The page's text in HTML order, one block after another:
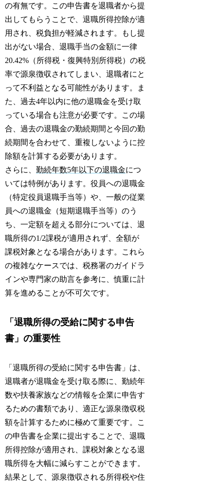
の有無です。この申告書を退職者から提
出してもらうことで、退職所得控除が適
用され、税負担が軽減されます。もし提
出がない場合、退職手当の金額に一律
20.42%（所得税・復興特別所得税）の税
率で源泉徴収されてしまい、退職者にと
って不利益となる可能性があります。ま
た、過去4年以内に他の退職金を受け取
っている場合も注意が必要です。この場
合、過去の退職金の勤続期間と今回の勤
続期間を合わせて、重複しないように控
除額を計算する必要があります。
さらに、勤続年数5年以下の退職金につ
いては特例があります。役員への退職金
（特定役員退職手当等）や、一般の従業
員への退職金（短期退職手当等）のう
ち、一定額を超える部分については、退
職所得の1/2課税が適用されず、全額が
課税対象となる場合があります。これら
の複雑なケースでは、税務署のガイドラ
インや専門家の助言を参考に、慎重に計
算を進めることが不可欠です。
「退職所得の受給に関する申告
書」の重要性
「退職所得の受給に関する申告書」は、
退職者が退職金を受け取る際に、勤続年
数や扶養家族などの情報を企業に申告す
るための書類であり、適正な源泉徴収税
額を計算するために極めて重要です。こ
の申告書を企業に提出することで、退職
所得控除が適用され、課税対象となる退
職所得を大幅に減らすことができます。
結果として、源泉徴収される所得税や住